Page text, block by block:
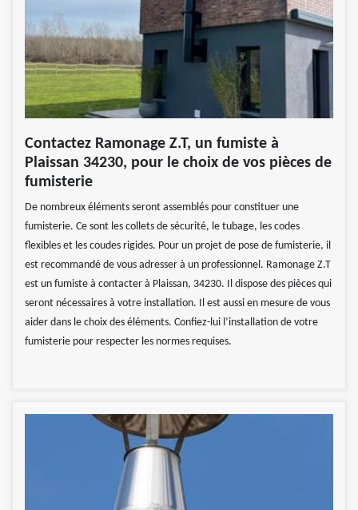
Contactez Ramonage Z.T, un fumiste à
Plaissan 34230, pour le choix de vos pièces de
fumisterie
De nombreux éléments seront assemblés pour constituer une
fumisterie. Ce sont les collets de sécurité, le tubage, les codes
flexibles et les coudes rigides. Pour un projet de pose de fumisterie, il
est recommandé de vous adresser à un professionnel. Ramonage Z.T
est un fumiste à contacter à Plaissan, 34230. Il dispose des pièces qui
seront nécessaires à votre installation. Il est aussi en mesure de vous
aider dans le choix des éléments. Confiez-lui l’installation de votre
fumisterie pour respecter les normes requises.